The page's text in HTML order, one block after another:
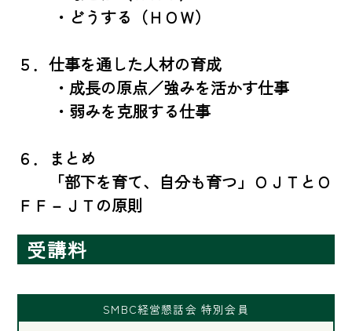
５．仕事を通した人材の育成
６．まとめ
「部下を育て、自分も育つ」ＯＪＴとＯ
ＦＦ－ＪＴの原則
受講料
SMBC経営懇話会 特別会員